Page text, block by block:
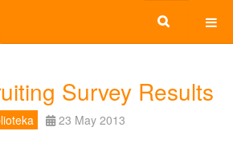
Survey Results
23 May 2013